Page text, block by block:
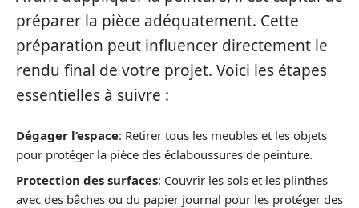
préparer la pièce adéquatement. Cette
préparation peut influencer directement le
rendu final de votre projet. Voici les étapes
essentielles à suivre :
Dégager l’espace: Retirer tous les meubles et les objets
pour protéger la pièce des éclaboussures de peinture.
Protection des surfaces: Couvrir les sols et les plinthes
avec des bâches ou du papier journal pour les protéger des